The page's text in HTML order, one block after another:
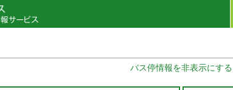
バス停情報を非表示にする